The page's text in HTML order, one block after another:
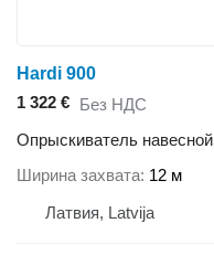
Hardi 900
1 322 € Без НДС
Опрыскиватель навесной
Ширина захвата 12 м
Латвия, Latvija